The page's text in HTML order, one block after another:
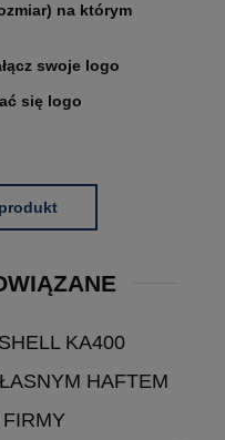
na którym
swoje logo
się logo
KA400
HAFTEM